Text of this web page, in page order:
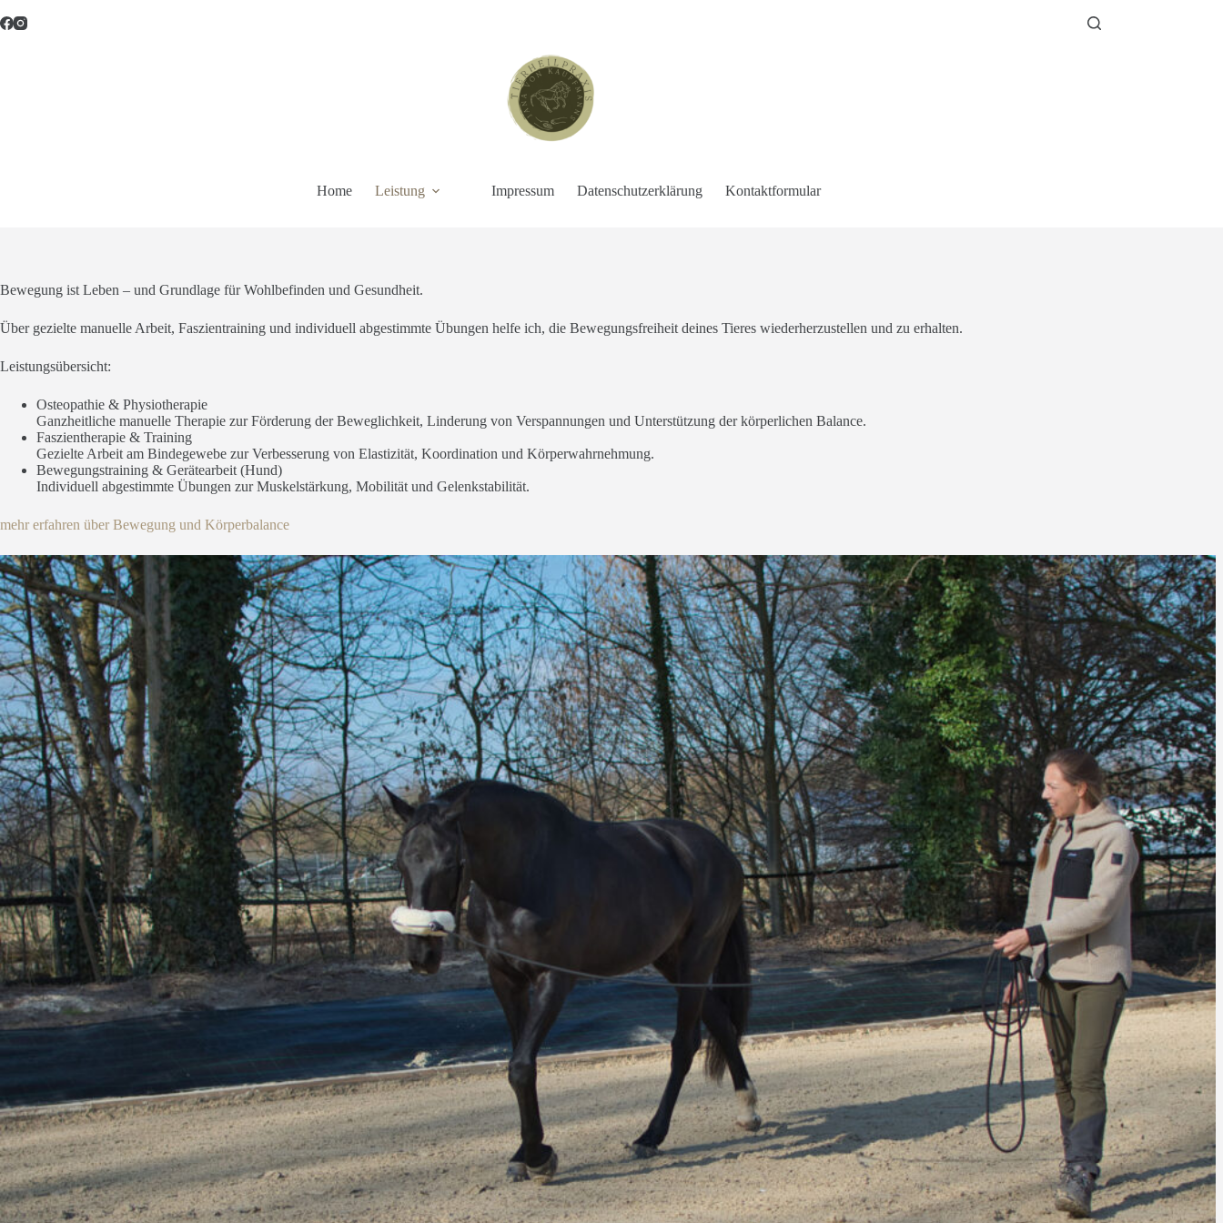
Inhalt
Home Leistung Impressum Datenschutzerklärung Kontaktformular
Bewegung ist Leben – und Grundlage für Wohlbefinden und Gesundheit.
Über gezielte manuelle Arbeit, Faszientraining und individuell abgestimmte Übungen helfe ich, die Bewegungsfreiheit deines Tieres wiederherzustellen und zu erhalten.
Leistungsübersicht:
Osteopathie & Physiotherapie
Ganzheitliche manuelle Therapie zur Förderung der Beweglichkeit, Linderung von Verspannungen und Unterstützung der körperlichen Balance.
Faszientherapie & Training
Gezielte Arbeit am Bindegewebe zur Verbesserung von Elastizität, Koordination und Körperwahrnehmung.
Bewegungstraining & Gerätearbeit (Hund)
Individuell abgestimmte Übungen zur Muskelstärkung, Mobilität und Gelenkstabilität.
mehr erfahren über Bewegung und Körperbalance